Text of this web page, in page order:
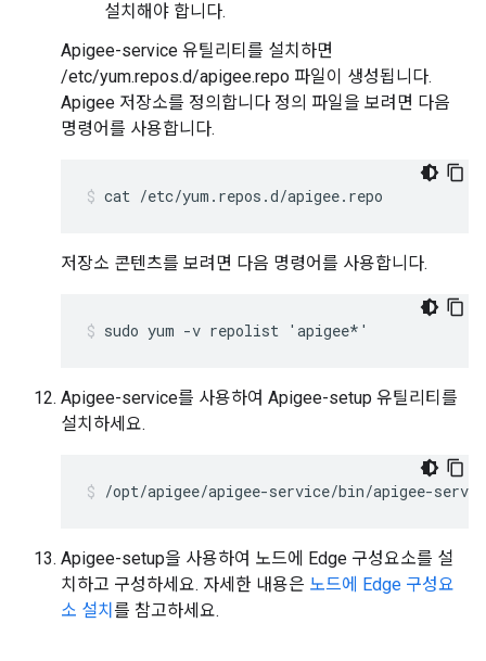
설치해야 합니다.
Apigee-service 유틸리티를 설치하면
/etc/yum.repos.d/apigee.repo 파일이 생성됩니다.
Apigee 저장소를 정의합니다 정의 파일을 보려면 다음
명령어를 사용합니다.
cat /etc/yum.repos.d/apigee.repo
저장소 콘텐츠를 보려면 다음 명령어를 사용합니다.
sudo yum -v repolist 'apigee*'
Apigee-service를 사용하여 Apigee-setup 유틸리티를
설치하세요.
/opt/apigee/apigee-service/bin/apigee-
Apigee-setup을 사용하여 노드에 Edge 구성요소를 설
치하고 구성하세요. 자세한 내용은 노드에 Edge 구성요
소 설치 를 참고하세요.